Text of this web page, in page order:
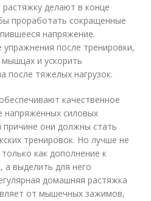
делают в конце
проработать сокращенные
напряжение.
после тренировки,
и ускорить
после тяжелых нагрузок.
качественное
напряженных силовых
причине они должны стать
тренировок. Но лучше не
как дополнение к
а выделить для него
домашняя растяжка
от мышечных зажимов,